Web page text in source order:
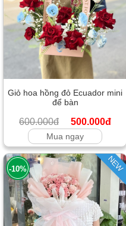
Giỏ hoa hồng đỏ Ecuador mini
để bàn
600.000đ 500.000đ
Mua ngay
NEW
-10%